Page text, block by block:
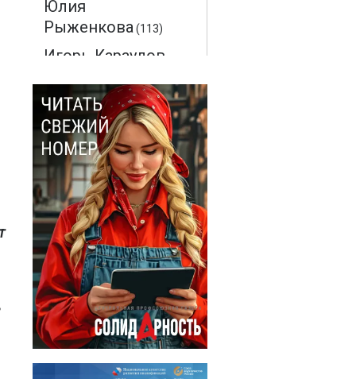
Юлия
Рыженкова(113)
Игорь Караулов
Максим
Макаренков(52)
Монте-Кристо
(40)
Ольга
Соловьева(28)
Эдмон Дантес
(28)
Наталья
Кочемина(23)
Вадим